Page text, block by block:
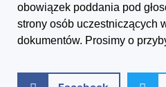
obowiązek poddania pod
strony osób uczestniczących
dokumentów. Prosimy o